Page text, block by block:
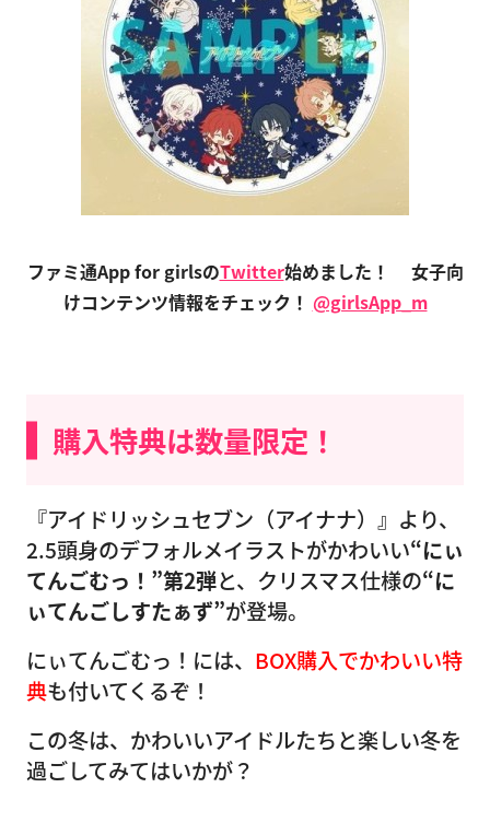
ファミ通App for girlsのTwitter始めました！
女子向
けコンテンツ情報をチェック！ @girlsApp_m
購入特典は数量限定！
『アイドリッシュセブン（アイナナ）』より、
2.5頭身のデフォルメイラストがかわいい“にぃ
てんごむっ！”第2弾と、クリスマス仕様の“に
ぃてんごしすたぁず”が登場。
にぃてんごむっ！には、 BOX購入でかわいい特
典も付いてくるぞ！
この冬は、かわいいアイドルたちと楽しい冬を
過ごしてみてはいかが？